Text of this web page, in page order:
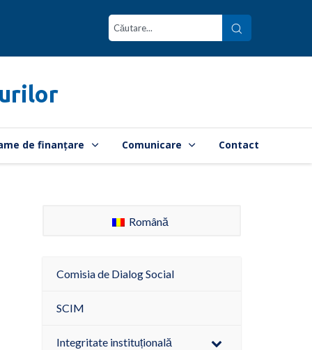
de finanțare Comunicare Contact
Română
Comisia de Dialog Social
SCIM
Integritate instituțională